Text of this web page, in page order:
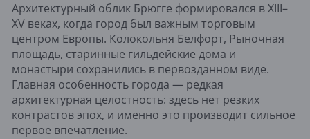
Архитектурный облик Брюгге формировался в XIII–
XV веках, когда город был важным торговым
центром Европы. Колокольня Белфорт, Рыночная
площадь, старинные гильдейские дома и
монастыри сохранились в первозданном виде.
Главная особенность города — редкая
архитектурная целостность: здесь нет резких
контрастов эпох, и именно это производит сильное
первое впечатление.